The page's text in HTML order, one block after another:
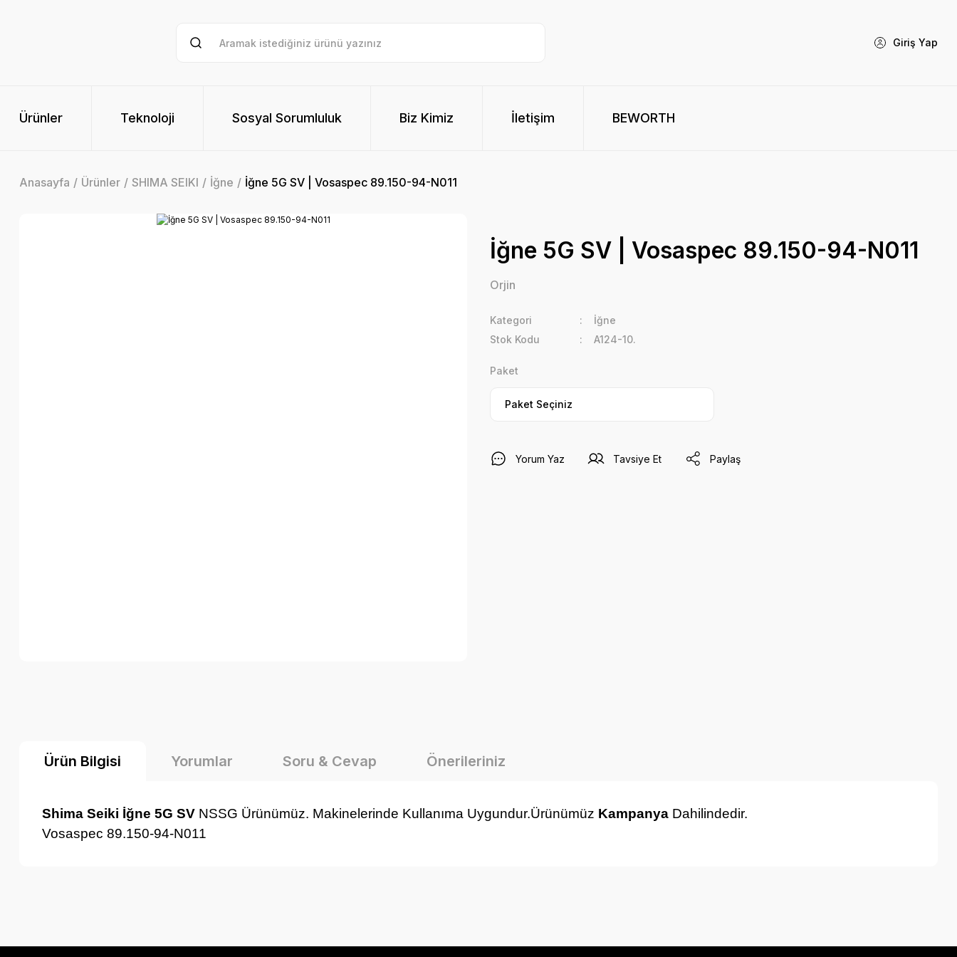
Giriş Yap
Ürünler Teknoloji Sosyal Sorumluluk Biz Kimiz İletişim BEWORTH
Anasayfa Ürünler SHIMA SEIKI İğne İğne 5G SV | Vosaspec 89.150-94-N011
İğne 5G SV | Vosaspec 89.150-94-N011
Orjin
Kategori
İğne
Stok Kodu
A124-10.
Paket
Yorum Yaz Tavsiye Et Paylaş
Ürün Bilgisi Yorumlar Soru & Cevap Önerileriniz
Shima Seiki İğne 5G SV NSSG Ürünümüz. Makinelerinde Kullanıma Uygundur.Ürünümüz Kampanya Dahilindedir.
Vosaspec 89.150-94-N011
Ürün resmi kalitesiz, bozuk veya görüntülenemiyor.